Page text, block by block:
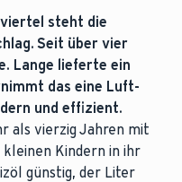
steht die
Seit über vier
Lange lieferte ein
das eine Luft-
und effizient.
als vierzig Jahren mit
kleinen Kindern in ihr
günstig, der Liter